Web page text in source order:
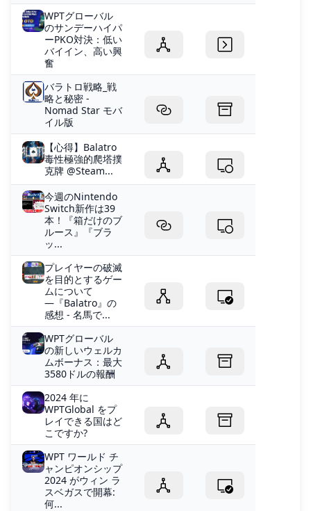
WPTグローバル
のサンデーハイパ
ーPKO対決：低い
バイイン、高い興
奮
バラトロ戦略_戦
略と秘密 -
Nomad Star モバ
イル版
【心得】Balatro
毒性極強的爬塔撲
克牌 @Steam...
今週のNintendo
Switch新作は39
本！『箱だけのブ
ルース』『ブラ
ッ...
プレイヤーの破滅
を目的とするゲー
ムについて
―『Balatro』の
感想 - 名馬で...
WPTグローバル
の新しいウェルカ
ムボーナス：最大
3580ドルの報酬
2024 年に
WPTGlobal をプ
レイできる国はど
こですか?
WPT ワールド チ
ャンピオンシップ
2024 がウィン ラ
スベガスで開幕:
何...